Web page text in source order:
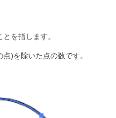
を指します。
)を除いた点の数です。